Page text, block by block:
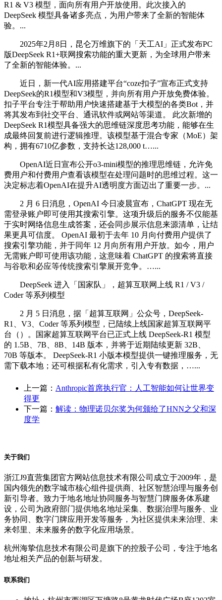
R1 & V3 模型，面向所有用户开放使用。此次接入的
DeepSeek 模型具备诸多亮点，为用户带来了全新的智能体
验。...
2025年2月8日，昆仑万维旗下的「天工AI」正式发布PC
版DeepSeek R1+联网搜索功能的重大更新，为全球用户带来
了全新的智能体验。...
近日，新一代AI应用搭建平台“coze扣子”宣布正式支持
DeepSeek的R1模型和V3模型，并向所有用户开放免费体验。
扣子平台专注于帮助用户快速搭建基于大模型的各类Bot，并
将其发布到社交平台、通讯软件或网站等渠道。 此次新增的
DeepSeek R1模型具备强大的思维链深度思考功能，能够在生
成最终回复前进行逻辑推理。该模型基于混合专家（MoE）架
构，拥有6710亿参数，支持长达128,000 t…...
OpenAI近日宣布公开o3-mini模型的推理思维链，允许免
费用户和付费用户查看该模型在处理问题时的思维过程。这一
决定标志着OpenAI在提升AI透明度方面迈出了重要一步。...
2 月 6 日消息，OpenAI 今日凌晨宣布，ChatGPT 现在无
需登录账户即可使用其搜索引擎。这项升级后的服务不仅能基
于实时网络信息生成答案，还会同步展示信息来源清单，让结
果更具可信度。 OpenAI 最初于去年 10 月向付费用户提供了
搜索引擎功能，并于同年 12 月向所有用户开放。如今，用户
无需账户即可使用该功能，这意味着 ChatGPT 的搜索将直接
与谷歌和必应等传统搜索引擎展开竞争。…...
DeepSeek 进入「国家队」，超算互联网上线 R1 / V3 /
Coder 等系列模型
2 月 5 日消息，据「超算互联网」公众号，DeepSeek-
R1、V3、Coder 等系列模型，已陆续上线国家超算互联网平
台（）。国家超算互联网平台已正式上线 DeepSeek-R1 模型
的 1.5B、7B、8B、14B 版本，并将于近期陆续更新 32B、
70B 等版本。 DeepSeek-R1 小版本模型提供一键推理服务，无
需下载本地；还可根据私有化需求，引入专有数据，…...
上一篇： Anthropic首席执行官：人工智能如何让世界变
得更
下一篇： 解读：物理诺贝尔奖为何颁给了HNN之父和深
度学
关于我们
浙江J9直营集团官方网站信息技术有限公司成立于2009年，是
国内领先的数字城市核心组件提供商、社区智慧治理与服务创
新引导者。致力于地名地址协同服务与智慧门牌服务体系建
设，公司为政府部门提供地名地址采集、数据治理与服务、业
务协同、数字门牌应用开发等服务，为社区提供未来治理、未
来邻里、未来服务的数字化应用场景。
杭州海挚信息技术有限公司是旗下的控股子公司，专注于地名
地址相关产品的创新与研发。
联系我们